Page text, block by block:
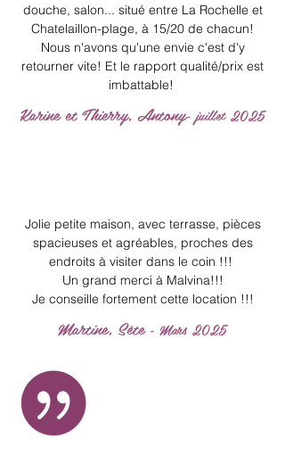
douche, salon... situé entre La Rochelle et
Chatelaillon-plage, à 15/20 de chacun!
Nous n'avons qu'une envie c'est d'y
retourner vite! Et le rapport qualité/prix est
imbattable!
Karine et Thierry, Antony- juillet 2025
Jolie petite maison, avec terrasse, pièces
spacieuses et agréables, proches des
endroits à visiter dans le coin !!!
Un grand merci à Malvina!!!
Je conseille fortement cette location !!!
Martine, Sète- Mars 2025